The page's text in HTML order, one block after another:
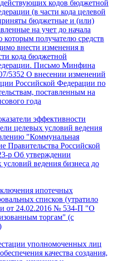
кодов бюджетной
(в части кода целевой
бюджетные и (или)
на учет до начала
которым получателю средств
внести изменения в
кода бюджетной
Письмо Минфина
5352 О внесении изменений
Российской Федерации по
поставленным на
года
эффективности
целевых условий ведения
"Коммунальная
Правительства Российской
р Об утверждении
ведения бизнеса до
ипотечных
списков (утратило
от 24.02.2016 № 534-П "О
торгам" (с
уполномоченных лиц
качества создания,